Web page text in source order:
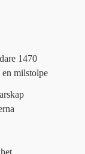
1470
milstolpe